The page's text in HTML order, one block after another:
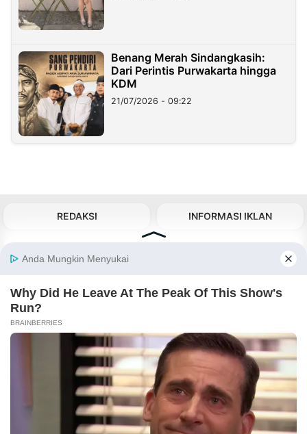
Benang Merah Sindangkasih:
Dari Perintis Purwakarta hingga
KDM
21/07/2026 - 09:22
REDAKSI INFORMASI IKLAN
About Our Kabarbaru.co
Kabarbaru.co menyajikan berita aktual dan